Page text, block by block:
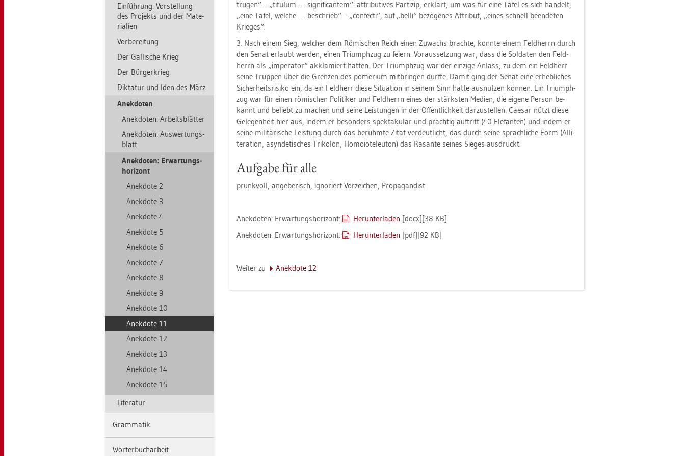
Ein­füh­rung: Vor­stel­lung
des Pro­jekts und der Ma­te­
ria­li­en
Vor­be­rei­tung
Der Gal­li­sche Krieg
Der Bür­ger­krieg
Dik­ta­tur und Iden des März
An­ek­do­ten
An­ek­do­ten: Ar­beits­blät­ter
An­ek­do­ten: Aus­wer­tungs­
blatt
An­ek­do­ten: Er­war­tungs­
ho­ri­zont
An­ek­do­te 2
An­ek­do­te 3
An­ek­do­te 4
An­ek­do­te 5
An­ek­do­te 6
An­ek­do­te 7
An­ek­do­te 8
An­ek­do­te 9
An­ek­do­te 10
An­ek­do­te 11
An­ek­do­te 12
An­ek­do­te 13
An­ek­do­te 14
An­ek­do­te 15
Li­te­ra­tur
Gram­ma­tik
Wör­ter­buch­ar­beit
tru­gen“. - „ti­tu­lum …. si­gni­fi­can­tem“: at­tri­bu­ti­ves Par­ti­zip, er­klärt, um was für eine Tafel es sich han­delt,
„eine Tafel, wel­che …. be­schrieb“. - „con­fec­ti“, auf „belli“ be­zo­ge­nes At­tri­but, „eines schnell be­en­de­ten
Krie­ges“.
3. Nach einem Sieg, wel­cher dem Rö­mi­schen Reich einen Zu­wachs brach­te, konn­te einem Feld­herrn durch
den Senat er­laubt wer­den, einen Tri­umph­zug zu fei­ern. Vor­aus­set­zung war, dass die Sol­da­ten den Feld­
herrn als „im­pe­ra­tor“ ak­kla­miert hat­ten. Der Tri­umph­zug war der ein­zi­ge An­lass, zu dem ein Feld­herr
seine Trup­pen über die Gren­zen des po­me­ri­um mit­brin­gen durf­te. Damit ging der Senat eine er­heb­li­ches
Si­cher­heits­ri­si­ko ein, da ein Feld­herr diese Si­tua­ti­on in sei­nem Sinn hätte aus­nut­zen kön­nen. Ein Tri­umph­
zug war für einen rö­mi­schen Po­li­ti­ker und Feld­herrn eines der stärks­ten Me­di­en, die ei­ge­ne Per­son be­
kannt und be­liebt zu ma­chen und seine Leis­tun­gen in der Öf­fent­lich­keit dar­zu­stel­len. Cae­sar nützt diese
Ge­le­gen­heit hier aus, indem er be­son­ders spek­ta­ku­lär und präch­tig auf­tritt (40 Ele­fan­ten) und indem er
seine mi­li­tä­ri­sche Leis­tung durch das be­rühm­te Zitat ver­deut­licht, das durch seine sprach­li­che Form (Al­li­
te­ra­ti­on, asyn­de­ti­sches Tri­ko­lon, Ho­moi­o­teleu­ton) das Ra­san­te sei­nes Sie­ges aus­drückt.
Auf­ga­be für alle
prunk­voll, an­ge­be­risch, igno­riert Vor­zei­chen, Pro­pa­gan­dist
An­ek­do­ten: Er­war­tungs­ho­ri­zont: Her­un­ter­la­den [docx][38 KB]
An­ek­do­ten: Er­war­tungs­ho­ri­zont:
Her­un­ter­la­den [pdf][92 KB]
Wei­ter zu An­ek­do­te 12